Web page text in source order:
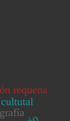
requena